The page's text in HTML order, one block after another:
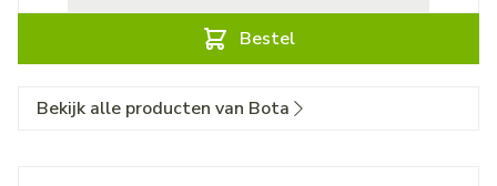
Bestel
Bekijk alle producten van Bota